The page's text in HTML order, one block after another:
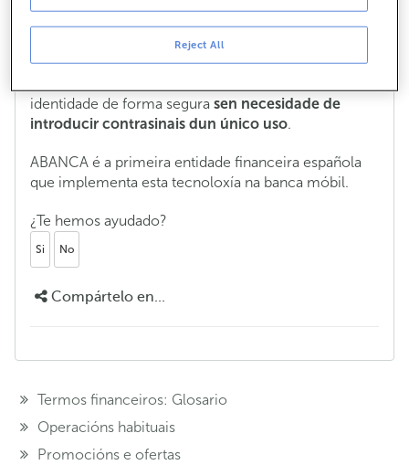
Passkey é un novo estándar de inicio de sesión
seguro creado pola FIDO Alliance e o Consorcio
World Wide Web. Ademais, proporciona o maior
identidade de forma segura sen necesidade de
introducir contrasinais dun único uso.
ABANCA é a primeira entidade financeira española
que implementa esta tecnoloxía na banca móbil.
¿Te hemos ayudado?
Si No
Compártelo en...
Termos financeiros: Glosario
Operacións habituais
Promocións e ofertas
Reject All